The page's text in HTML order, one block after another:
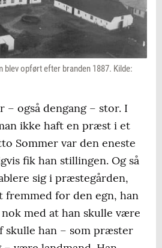
opført efter branden 1887. Kilde:
– også dengang – stor. I
ikke haft en præst i et
Sommer var den eneste
fik han stillingen. Og så
sig i præstegården,
fremmed for den egn, han
med at han skulle være
skulle han – som præster